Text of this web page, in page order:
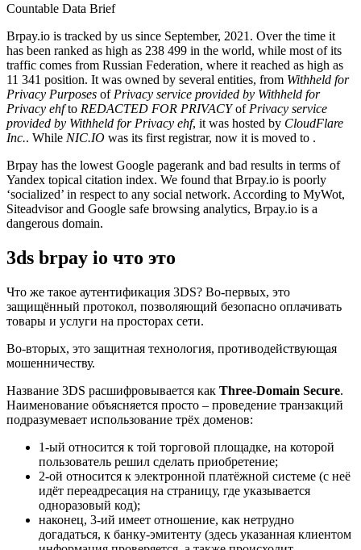
Countable Data Brief
Brpay.io is tracked by us since September, 2021. Over the time it
has been ranked as high as 238 499 in the world, while most of its
traffic comes from Russian Federation, where it reached as high as
11 341 position. It was owned by several entities, from Withheld for
Privacy Purposes of Privacy service provided by Withheld for
Privacy ehfto REDACTED FOR PRIVACYof Privacy service
provided by Withheld for Privacy ehf, it was hosted by CloudFlare
Inc.. While NIC.IO was its first registrar, now it is moved to .
Brpay has the lowest Google pagerank and bad results in terms of
Yandex topical citation index. We found that Brpay.io is poorly
‘socialized’ in respect to any social network. According to MyWot,
Siteadvisor and Google safe browsing analytics, Brpay.io is a
dangerous domain.
3ds brpay io что это
Что же такое аутентификация 3DS? Во-первых, это
защищённый протокол, позволяющий безопасно оплачивать
товары и услуги на просторах сети.
Во-вторых, это защитная технология, противодействующая
мошенничеству.
Название 3DS расшифровывается как Three-Domain Secure.
Наименование объясняется просто – проведение транзакций
подразумевает использование трёх доменов:
1-ый относится к той торговой площадке, на которой
пользователь решил сделать приобретение;
2-ой относится к электронной платёжной системе (с неё
идёт переадресация на страницу, где указывается
одноразовый код);
наконец, 3-ий имеет отношение, как нетрудно
догадаться, к банку-эмитенту (здесь указанная клиентом